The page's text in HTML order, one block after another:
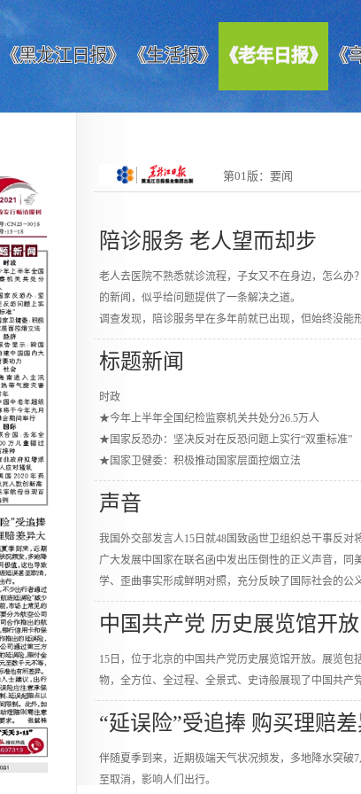
《黑龙江日报》 《生活报》 《老年日报》 《
第01版：要闻
陪诊服务 老人望而却步
老人去医院不熟悉就诊流程，子女又不在身边，怎么办
的新闻，似乎给问题提供了一条解决之道。
调查发现，陪诊服务早在多年前就已出现，但始终没能
标题新闻
时政
★今年上半年全国纪检监察机关共处分26.5万人
★国家反恐办：坚决反对在反恐问题上实行“双重标准”
★国家卫健委：积极推动国家层面控烟立法
声音
我国外交部发言人15日就48国致函世卫组织总干事反
广大发展中国家在联名函中发出压倒性的正义声音，同
学、歪曲事实形成鲜明对照，充分反映了国际社会的公
中国共产党 历史展览馆开放
15日，位于北京的中国共产党历史展览馆开放。展览包
物，全方位、全过程、全景式、史诗般展现了中国共产
“延误险”受追捧 购买理赔
伴随夏季到来，近期极端天气状况频发，多地降水突破
至取消，影响人们出行。